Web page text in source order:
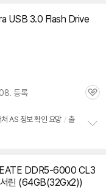
USB 3.0 Flash Drive
등록
관
AS 정보 확인 요망 / 출
치
DDR5-6000 CL3
린 (64GB(32Gx2))